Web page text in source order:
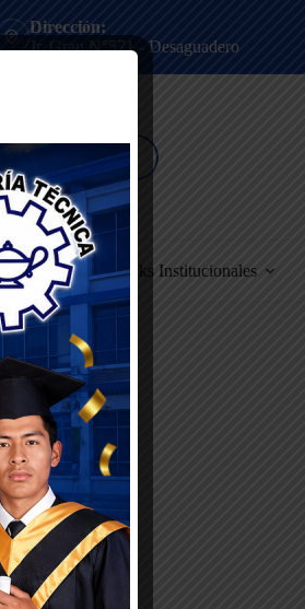
Dirección:
Jr. Grau N°571 - Desaguadero
campus virtual
Links Institucionales